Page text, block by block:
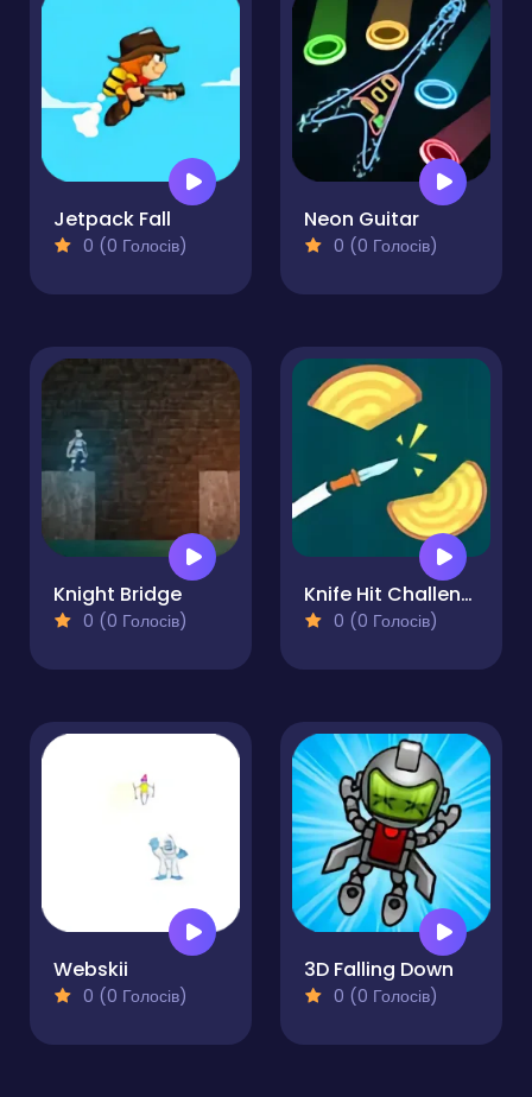
Jetpack Fall
0 (0 Голосів)
Neon Guitar
0 (0 Голосів)
Knight Bridge
0 (0 Голосів)
Knife Hit Challenge
0 (0 Голосів)
Webskii
0 (0 Голосів)
3D Falling Down
0 (0 Голосів)